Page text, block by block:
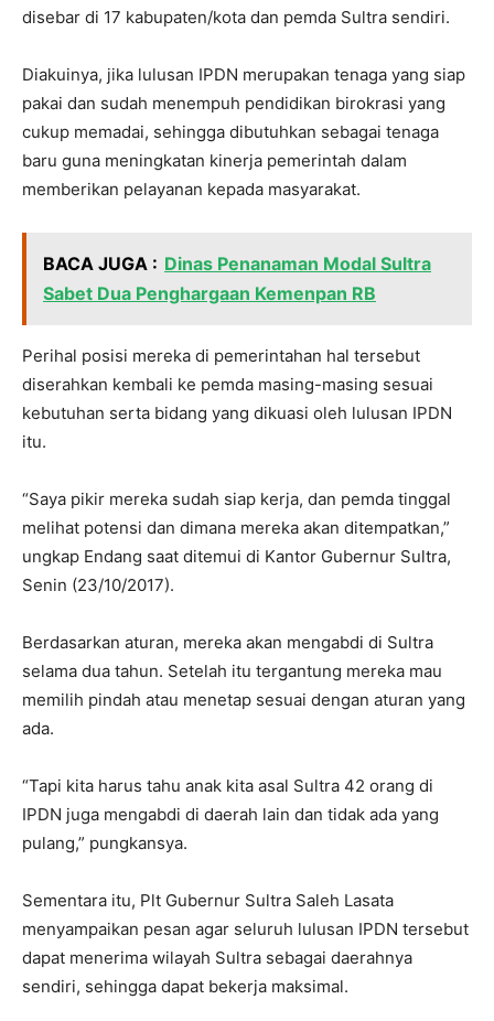
disebar di 17 kabupaten/kota dan pemda Sultra sendiri.
Diakuinya, jika lulusan IPDN merupakan tenaga yang siap
pakai dan sudah menempuh pendidikan birokrasi yang
cukup memadai, sehingga dibutuhkan sebagai tenaga
baru guna meningkatan kinerja pemerintah dalam
memberikan pelayanan kepada masyarakat.
BACA JUGA : Dinas Penanaman Modal Sultra
Sabet Dua Penghargaan Kemenpan RB
Perihal posisi mereka di pemerintahan hal tersebut
diserahkan kembali ke pemda masing-masing sesuai
kebutuhan serta bidang yang dikuasi oleh lulusan IPDN
itu.
“Saya pikir mereka sudah siap kerja, dan pemda tinggal
melihat potensi dan dimana mereka akan ditempatkan,”
ungkap Endang saat ditemui di Kantor Gubernur Sultra,
Senin (23/10/2017).
Berdasarkan aturan, mereka akan mengabdi di Sultra
selama dua tahun. Setelah itu tergantung mereka mau
memilih pindah atau menetap sesuai dengan aturan yang
ada.
“Tapi kita harus tahu anak kita asal Sultra 42 orang di
IPDN juga mengabdi di daerah lain dan tidak ada yang
pulang,” pungkansya.
Sementara itu, Plt Gubernur Sultra Saleh Lasata
menyampaikan pesan agar seluruh lulusan IPDN tersebut
dapat menerima wilayah Sultra sebagai daerahnya
sendiri, sehingga dapat bekerja maksimal.